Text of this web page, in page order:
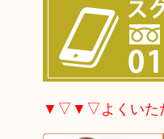
▼▽▼▽よくいた